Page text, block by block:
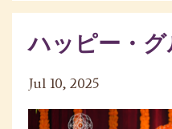
ハッピー・グ
Jul 10, 2025